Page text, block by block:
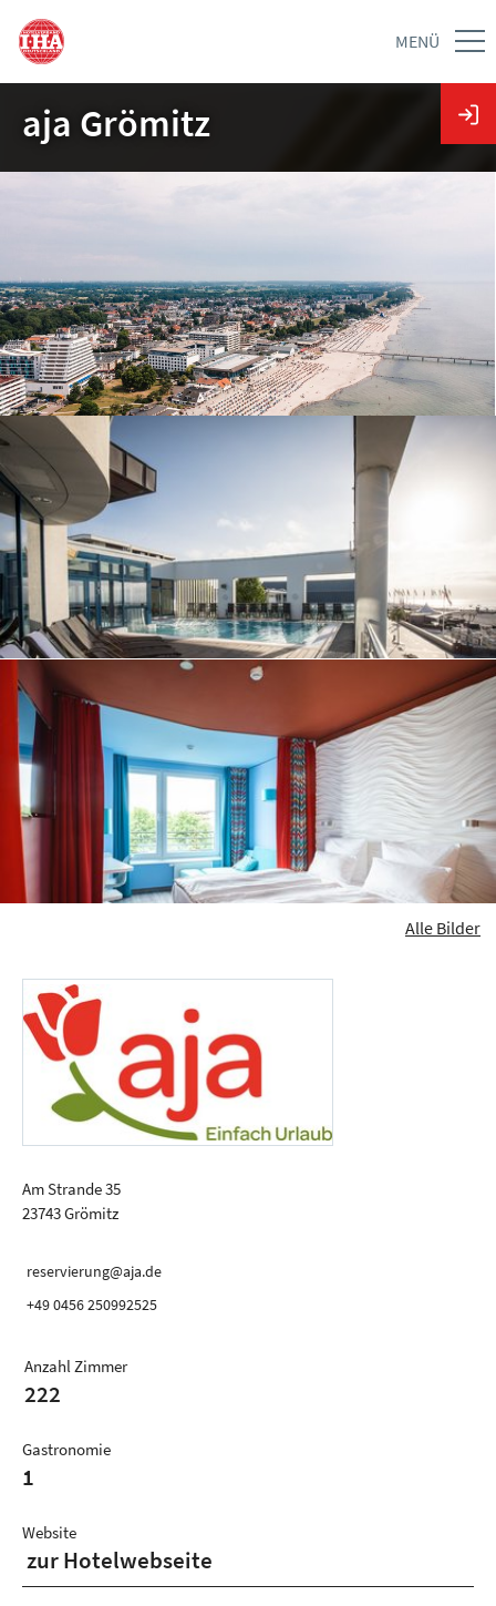
MENÜ
aja Grömitz
Alle Bilder
Am Strande 35
23743 Grömitz
reservierung@aja.de
+49 0456 250992525
Anzahl Zimmer
222
Gastronomie
1
Website
zur Hotelwebseite